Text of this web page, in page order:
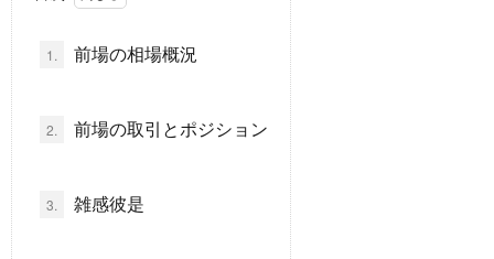
1. 前場の相場概況
2. 前場の取引とポジション
3. 雑感彼是